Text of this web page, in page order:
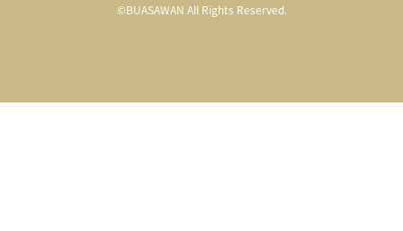
©BUASAWAN All Rights Reserved.